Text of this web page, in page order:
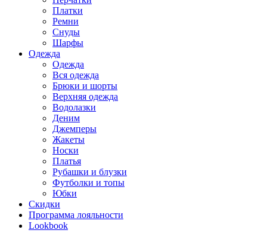
Платки
Ремни
Снуды
Шарфы
Одежда
Одежда
Вся одежда
Брюки и шорты
Верхняя одежда
Водолазки
Деним
Джемперы
Жакеты
Носки
Платья
Рубашки и блузки
Футболки и топы
Юбки
Скидки
Программа лояльности
Lookbook